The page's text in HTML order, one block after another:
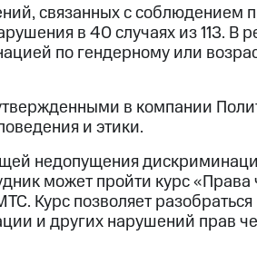
связанных с соблюдением
в 40 случаях из 113. В
по гендерному или
в компании
и этики.
недопущения
может пройти курс «Права
Курс позволяет разобраться
и других нарушений прав